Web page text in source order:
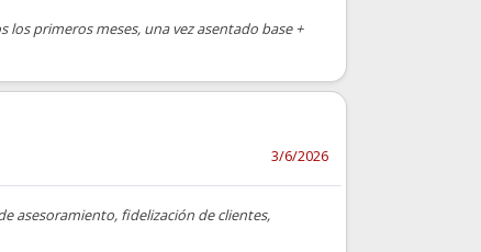
los primeros meses, una vez asentado base +
3/6/2026
asesoramiento, fidelización de clientes,